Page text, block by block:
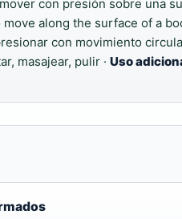
mover con presión sobre una
move along the surface of a
con movimiento
masajear, pulir · Uso